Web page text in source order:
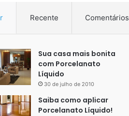
Recente Comentários
Sua casa mais bonita
com Porcelanato
Líquido
30 de julho de 2010
Saiba como aplicar
Porcelanato Líquido!